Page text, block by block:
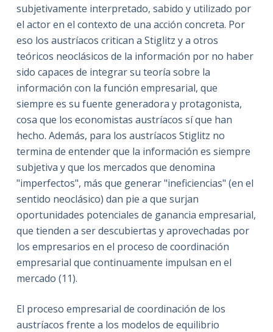
subjetivamente interpretado, sabido y utilizado por
el actor en el contexto de una acción concreta. Por
eso los austríacos critican a Stiglitz y a otros
teóricos neoclásicos de la información por no haber
sido capaces de integrar su teoría sobre la
información con la función empresarial, que
siempre es su fuente generadora y protagonista,
cosa que los economistas austríacos sí que han
hecho. Además, para los austríacos Stiglitz no
termina de entender que la información es siempre
subjetiva y que los mercados que denomina
"imperfectos", más que generar "ineficiencias" (en el
sentido neoclásico) dan pie a que surjan
oportunidades potenciales de ganancia empresarial,
que tienden a ser descubiertas y aprovechadas por
los empresarios en el proceso de coordinación
empresarial que continuamente impulsan en el
mercado (11).
El proceso empresarial de coordinación de los
austríacos frente a los modelos de equilibrio